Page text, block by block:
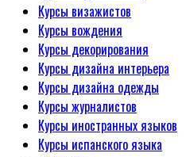
Курсы визажистов
Курсы вождения
Курсы декорирования
Курсы дизайна интерьера
Курсы дизайна одежды
Курсы журналистов
Курсы иностранных языков
Курсы испанского языка